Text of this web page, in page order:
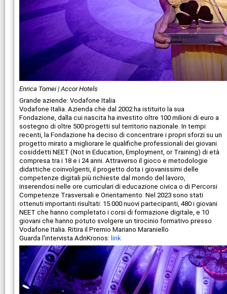
Enrica Tomei | Accor Hotels
Grande aziende: Vodafone Italia
Vodafone Italia. Azienda che dal 2002 ha istituito la sua
Fondazione, dalla cui nascita ha investito oltre 100 milioni di euro a
sostegno di oltre 500 progetti sul territorio nazionale. In tempi
recenti, la Fondazione ha deciso di concentrare i propri sforzi su un
progetto mirato a migliorare le qualifiche professionali dei giovani
cosiddetti NEET (Not in Education, Employment, or Training) di età
compresa tra i 18 e i 24 anni. Attraverso il gioco e metodologie
didattiche coinvolgenti, il progetto dota i giovanissimi delle
competenze digitali più richieste dal mondo del lavoro,
inserendosi nelle ore curriculari di educazione civica o di Percorsi
Competenze Trasversali e Orientamento. Nel 2023 sono stati
ottenuti importanti risultati: 15.000 nuovi partecipanti, 480 i giovani
NEET che hanno completato i corsi di formazione digitale, e 10
giovani che hanno potuto svolgere un tirocinio formativo presso
Vodafone Italia. Ritira il Premio Mariano Maraniello
Guarda l'intervista AdnKronos: link